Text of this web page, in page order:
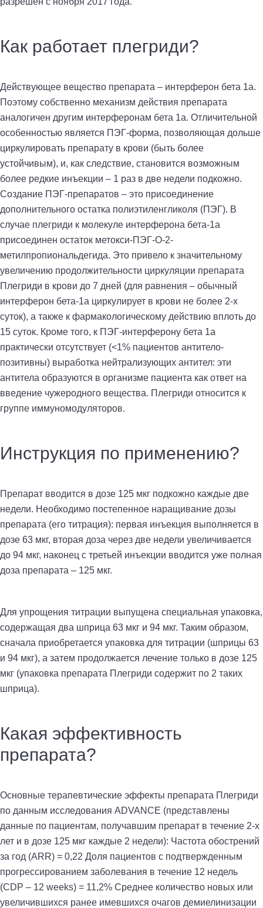
Как работает плегриди?
Действующее вещество препарата – интерферон бета 1а.
Поэтому собственно механизм действия препарата
аналогичен другим интерферонам бета 1а. Отличительной
особенностью является ПЭГ-форма, позволяющая дольше
циркулировать препарату в крови (быть более
устойчивым), и, как следствие, становится возможным
более редкие инъекции – 1 раз в две недели подкожно.
Создание ПЭГ-препаратов – это присоединение
дополнительного остатка полиэтиленгликоля (ПЭГ). В
случае плегриди к молекуле интерферона бета-1а
присоединен остаток метокси-ПЭГ-О-2-
метилпропиональдегида. Это привело к значительному
увеличению продолжительности циркуляции препарата
Плегриди в крови до 7 дней (для равнения – обычный
интерферон бета-1а циркулирует в крови не более 2-х
суток), а также к фармакологическому действию вплоть до
15 суток. Кроме того, к ПЭГ-интерферону бета 1а
практически отсутствует (<1% пациентов антитело-
позитивны) выработка нейтрализующих антител: эти
антитела образуются в организме пациента как ответ на
введение чужеродного вещества. Плегриди относится к
группе иммуномодуляторов.
Инструкция по применению?
Препарат вводится в дозе 125 мкг подкожно каждые две
недели. Необходимо постепенное наращивание дозы
препарата (его титрация): первая инъекция выполняется в
дозе 63 мкг, вторая доза через две недели увеличивается
до 94 мкг, наконец с третьей инъекции вводится уже полная
доза препарата – 125 мкг.
Для упрощения титрации выпущена специальная упаковка,
содержащая два шприца 63 мкг и 94 мкг. Таким образом,
сначала приобретается упаковка для титрации (шприцы 63
и 94 мкг), а затем продолжается лечение только в дозе 125
мкг (упаковка препарата Плегриди содержит по 2 таких
шприца).
Какая эффективность
препарата?
Основные терапевтические эффекты препарата Плегриди
по данным исследования ADVANCE (представлены
данные по пациентам, получавшим препарат в течение 2-х
лет и в дозе 125 мкг каждые 2 недели): Частота обострений
за год (ARR) = 0,22 Доля пациентов с подтвержденным
прогрессированием заболевания в течение 12 недель
(CDP – 12 weeks) = 11,2% Среднее количество новых или
увеличившихся ранее имевшихся очагов демиелинизации